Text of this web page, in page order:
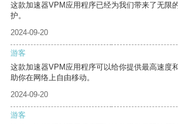
这款加速器VPM应用程序已经为我们带来了无限
护。
2024-09-20
游客
这款加速器VPM应用程序可以给你提供最高速度
助你在网络上自由移动。
2024-09-20
游客